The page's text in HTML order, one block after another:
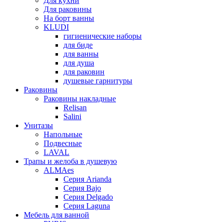
Для раковины
На борт ванны
KLUDI
гигиенические наборы
для биде
для ванны
для душа
для раковин
душевые гарнитуры
Раковины
Раковины накладные
Relisan
Salini
Унитазы
Напольные
Подвесные
LAVAL
Трапы и желоба в душевую
ALMAes
Серия Arianda
Серия Bajo
Серия Delgado
Серия Laguna
Мебель для ванной